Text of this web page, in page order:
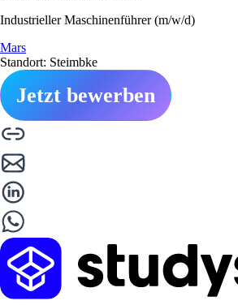
Industrieller Maschinenführer (m/w/d)
Mars
Standort: Steimbke
Jetzt bewerben